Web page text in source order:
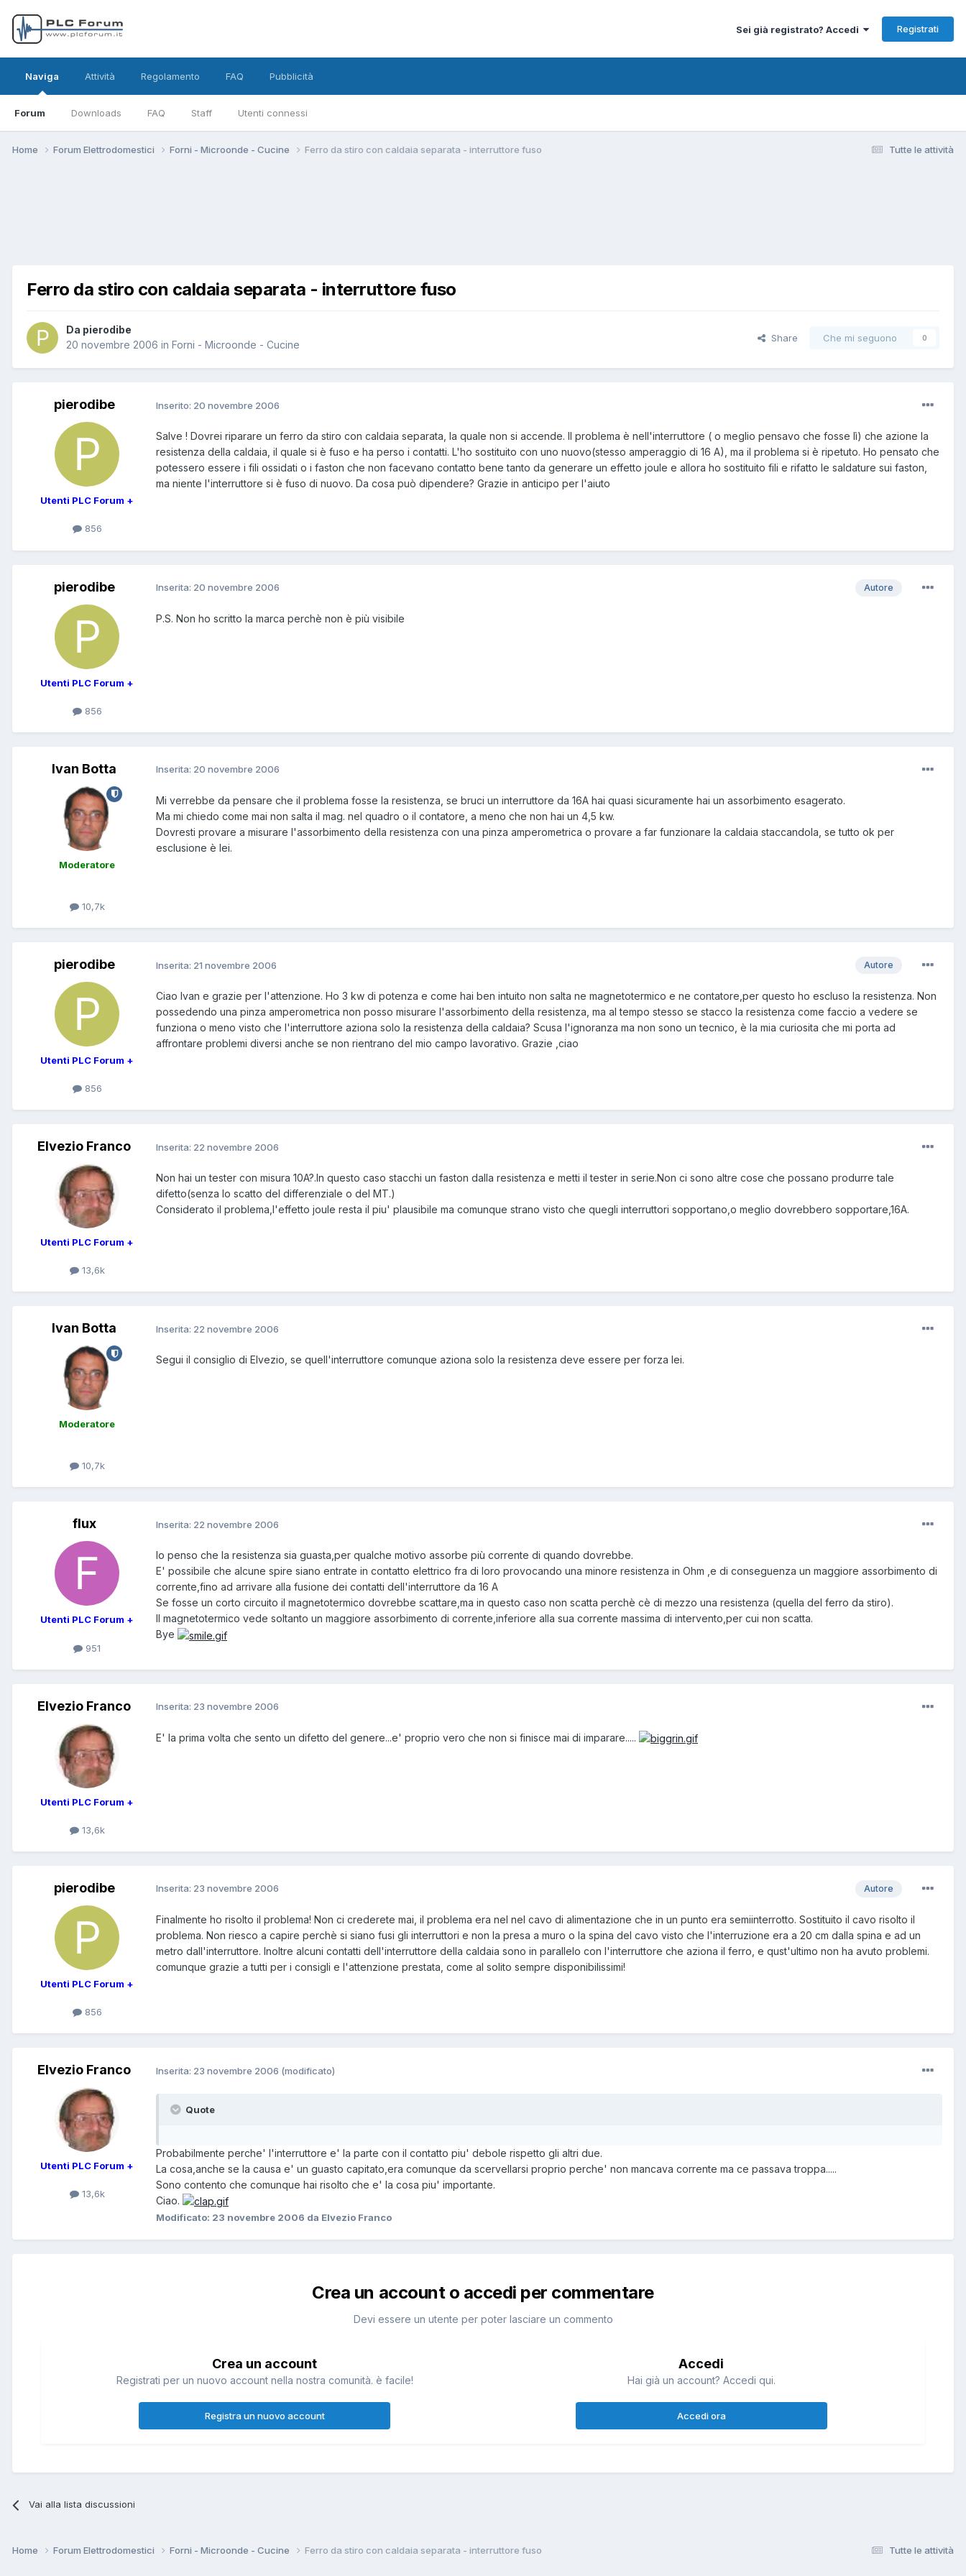
Sei già registrato? Accedi Registrati
Naviga
Forum Downloads FAQ Staff Utenti connessi
Attività Regolamento FAQ Pubblicità
Tutte le attività
Home Forum Elettrodomestici Forni - Microonde - Cucine Ferro da stiro con caldaia separata - interruttore fuso
Ferro da stiro con caldaia separata - interruttore fuso
Da pierodibe
20 novembre 2006 in Forni - Microonde - Cucine
Share Che mi seguono 0
pierodibe
Utenti PLC Forum +
856
Inserito: 20 novembre 2006
Salve ! Dovrei riparare un ferro da stiro con caldaia separata, la quale non si accende. Il problema è nell'interruttore ( o meglio pensavo che fosse lì) che azione la
resistenza della caldaia, il quale si è fuso e ha perso i contatti. L'ho sostituito con uno nuovo(stesso amperaggio di 16 A), ma il problema si è ripetuto. Ho pensato che
potessero essere i fili ossidati o i faston che non facevano contatto bene tanto da generare un effetto joule e allora ho sostituito fili e rifatto le saldature sui faston,
ma niente l'interruttore si è fuso di nuovo. Da cosa può dipendere? Grazie in anticipo per l'aiuto
pierodibe
Utenti PLC Forum +
856
Autore
Inserita: 20 novembre 2006
P.S. Non ho scritto la marca perchè non è più visibile
Ivan Botta
Moderatore
10,7k
Inserita: 20 novembre 2006
Mi verrebbe da pensare che il problema fosse la resistenza, se bruci un interruttore da 16A hai quasi sicuramente hai un assorbimento esagerato.
Ma mi chiedo come mai non salta il mag. nel quadro o il contatore, a meno che non hai un 4,5 kw.
Dovresti provare a misurare l'assorbimento della resistenza con una pinza amperometrica o provare a far funzionare la caldaia staccandola, se tutto ok per
esclusione è lei.
pierodibe
Utenti PLC Forum +
856
Autore
Inserita: 21 novembre 2006
Ciao Ivan e grazie per l'attenzione. Ho 3 kw di potenza e come hai ben intuito non salta ne magnetotermico e ne contatore,per questo ho escluso la resistenza. Non
possedendo una pinza amperometrica non posso misurare l'assorbimento della resistenza, ma al tempo stesso se stacco la resistenza come faccio a vedere se
funziona o meno visto che l'interruttore aziona solo la resistenza della caldaia? Scusa l'ignoranza ma non sono un tecnico, è la mia curiosita che mi porta ad
affrontare problemi diversi anche se non rientrano del mio campo lavorativo. Grazie ,ciao
Elvezio Franco
Utenti PLC Forum +
13,6k
Inserita: 22 novembre 2006
Non hai un tester con misura 10A?.In questo caso stacchi un faston dalla resistenza e metti il tester in serie.Non ci sono altre cose che possano produrre tale
difetto(senza lo scatto del differenziale o del MT.)
Considerato il problema,l'effetto joule resta il piu' plausibile ma comunque strano visto che quegli interruttori sopportano,o meglio dovrebbero sopportare,16A.
Ivan Botta
Moderatore
10,7k
Inserita: 22 novembre 2006
Segui il consiglio di Elvezio, se quell'interruttore comunque aziona solo la resistenza deve essere per forza lei.
flux
Utenti PLC Forum +
951
Inserita: 22 novembre 2006
Io penso che la resistenza sia guasta,per qualche motivo assorbe più corrente di quando dovrebbe.
E' possibile che alcune spire siano entrate in contatto elettrico fra di loro provocando una minore resistenza in Ohm ,e di conseguenza un maggiore assorbimento di
corrente,fino ad arrivare alla fusione dei contatti dell'interruttore da 16 A
Se fosse un corto circuito il magnetotermico dovrebbe scattare,ma in questo caso non scatta perchè cè di mezzo una resistenza (quella del ferro da stiro).
Il magnetotermico vede soltanto un maggiore assorbimento di corrente,inferiore alla sua corrente massima di intervento,per cui non scatta.
Bye
Elvezio Franco
Utenti PLC Forum +
13,6k
Inserita: 23 novembre 2006
E' la prima volta che sento un difetto del genere...e' proprio vero che non si finisce mai di imparare.....
pierodibe
Utenti PLC Forum +
856
Autore
Inserita: 23 novembre 2006
Finalmente ho risolto il problema! Non ci crederete mai, il problema era nel nel cavo di alimentazione che in un punto era semiinterrotto. Sostituito il cavo risolto il
problema. Non riesco a capire perchè si siano fusi gli interruttori e non la presa a muro o la spina del cavo visto che l'interruzione era a 20 cm dalla spina e ad un
metro dall'interruttore. Inoltre alcuni contatti dell'interruttore della caldaia sono in parallelo con l'interruttore che aziona il ferro, e qust'ultimo non ha avuto problemi.
comunque grazie a tutti per i consigli e l'attenzione prestata, come al solito sempre disponibilissimi!
Elvezio Franco
Utenti PLC Forum +
13,6k
Inserita: 23 novembre 2006 (modificato)
Quote
Probabilmente perche' l'interruttore e' la parte con il contatto piu' debole rispetto gli altri due.
La cosa,anche se la causa e' un guasto capitato,era comunque da scervellarsi proprio perche' non mancava corrente ma ce passava troppa.....
Sono contento che comunque hai risolto che e' la cosa piu' importante.
Ciao.
Modificato: 23 novembre 2006 da Elvezio Franco
Crea un account o accedi per commentare
Devi essere un utente per poter lasciare un commento
Crea un account
Registrati per un nuovo account nella nostra comunità. è facile!
Registra un nuovo account
Accedi
Hai già un account? Accedi qui.
Accedi ora
Vai alla lista discussioni
Tutte le attività
Home Forum Elettrodomestici Forni - Microonde - Cucine Ferro da stiro con caldaia separata - interruttore fuso